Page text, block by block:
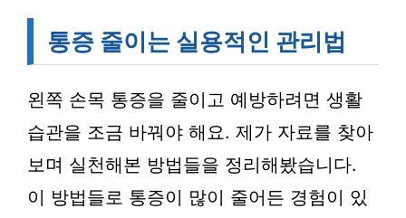
통증 줄이는 실용적인 관리법
왼쪽 손목 통증을 줄이고 예방하려면 생활
습관을 조금 바꿔야 해요. 제가 자료를 찾아
보며 실천해본 방법들을 정리해봤습니다.
이 방법들로 통증이 많이 줄어든 경험이 있